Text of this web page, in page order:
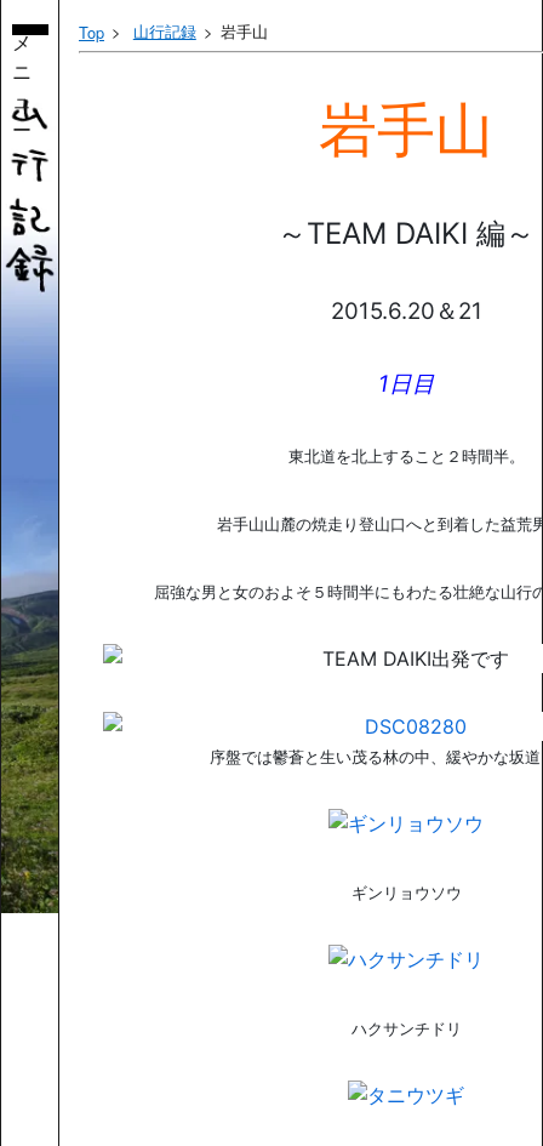
メ
ニ
ュ
ー
Top 山行記録 岩手山
岩手山
～TEAM DAIKI 編～
2015.6.20＆21
1日目
東北道を北上すること２時間半。
岩手山山麓の焼走り登山口へと到着した益荒
屈強な男と女のおよそ５時間半にもわたる壮絶な山行
序盤では鬱蒼と生い茂る林の中、緩やかな坂
ギンリョウソウ
ハクサンチドリ